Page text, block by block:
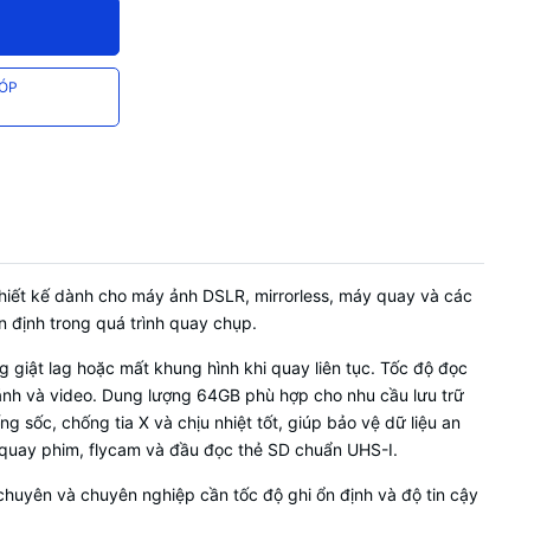
kế dành cho máy ảnh DSLR, mirrorless, máy quay và các
định trong quá trình quay chụp.
giật lag hoặc mất khung hình khi quay liên tục. Tốc độ đọc
và video. Dung lượng 64GB phù hợp cho nhu cầu lưu trữ
sốc, chống tia X và chịu nhiệt tốt, giúp bảo vệ dữ liệu an
phim, flycam và đầu đọc thẻ SD chuẩn UHS-I.
và chuyên nghiệp cần tốc độ ghi ổn định và độ tin cậy